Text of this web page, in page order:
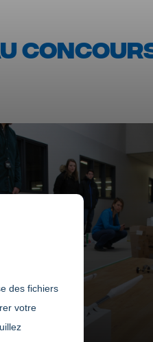
des fichiers
votre